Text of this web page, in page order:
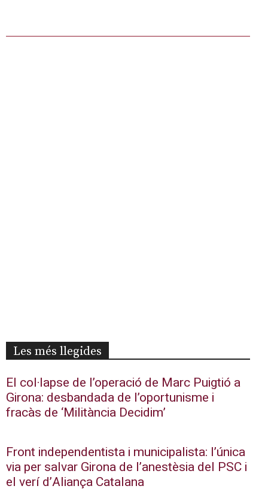
Les més llegides
El col·lapse de l’operació de Marc Puigtió a
Girona: desbandada de l’oportunisme i
fracàs de ‘Militància Decidim’
Front independentista i municipalista: l’única
via per salvar Girona de l’anestèsia del PSC i
el verí d’Aliança Catalana